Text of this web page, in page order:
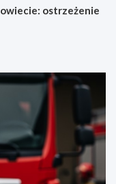
ostrzeżenie